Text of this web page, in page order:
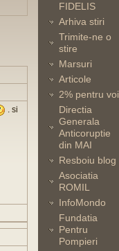
. si
FIDELIS
Arhiva stiri
Trimite-ne o
stire
Marsuri
Articole
2% pentru voi
Directia
Generala
Anticoruptie
din MAI
Resboiu blog
Asociatia
ROMIL
InfoMondo
Fundatia
Pentru
Pompieri